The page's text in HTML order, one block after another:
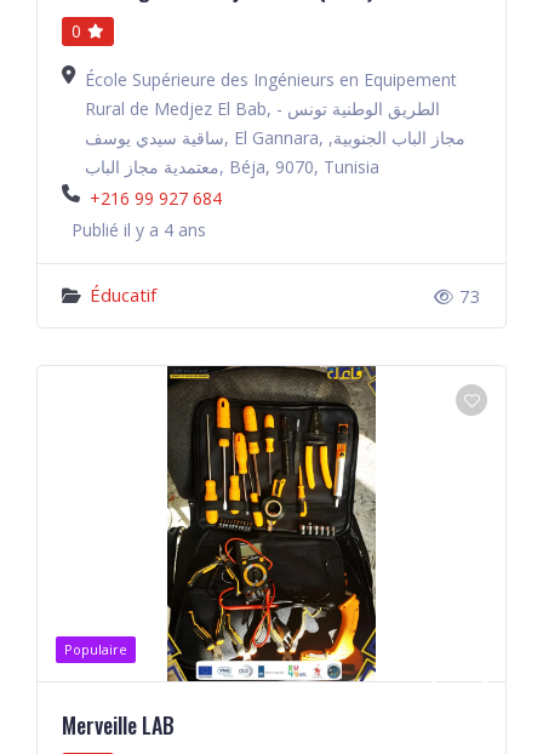
0
École Supérieure des Ingénieurs en Equipement
Rural de Medjez El Bab, الطريق الوطنية تونس -
ساقية سيدي يوسف, El Gannara, مجاز الباب الجنوبية,
معتمدية مجاز الباب, Béja, 9070, Tunisia
+216 99 927 684
Publié il y a 4 ans
Éducatif 73
Populaire
Merveille LAB